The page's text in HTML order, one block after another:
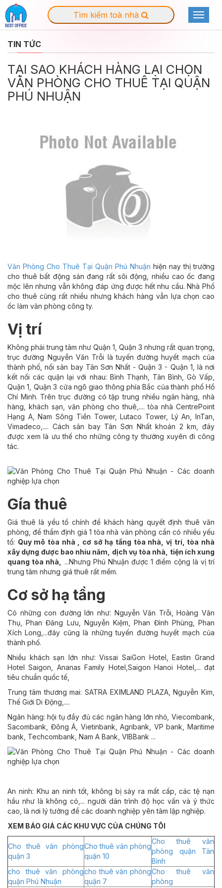
Tìm kiếm toà nhà
Toggle
TIN TỨC
TẠI SAO KHÁCH HÀNG LẠI CHỌN
VĂN PHÒNG CHO THUÊ TẠI QUẬN
PHÚ NHUẬN
Văn Phòng Cho Thuê Tại Quận Phú Nhuận hiện nay thị trường
cho thuê bất động sản đang rất sôi động, nhiều cao ốc đang
mộc lên nhưng vẫn không đáp ứng được hết nhu cầu. Nhà Phố
cho thuê cũng rất nhiều nhưng khách hàng vẫn lựa chọn cao
ốc làm văn phòng công ty.
Vị trí
Không phải trung tâm như Quận 1, Quận 3 nhưng rất quan trọng,
trục đường Nguyễn Văn Trỗi là tuyến đường huyết mạch của
thành phố, nối sân bay Tân Sơn Nhất - Quận 3 - Quận 1, là nơi
kết nối các quận lại với nhau: Bình Thạnh, Tân Bình, Gò Vấp,
Quận 1, Quận 3 cửa ngõ giao thông phía Bắc của thành phố Hồ
Chí Minh. Trên trục đường có tập trung nhiều ngân hàng, nhà
hàng, khách sạn, văn phòng cho thuê,.... tòa nhà CentrePoint
Hạng A, Nam Sông Tiền Tower, Lutaco Tower, Lý An, InTan,
Vimadeco,.... Cách sân bay Tân Sơn Nhất khoản 2 km, đây
được xem là ưu thế cho những công ty thường xuyên đi công
tác.
Gía thuê
Giá thuê là yếu tố chính để khách hàng quyết định thuê văn
phòng, để thẩm định giá 1 tòa nhà văn phòng cần có nhiều yếu
tố: Quy mô tòa nhà , cơ sở hạ tầng tòa nhà, vị trí, tòa nhà
xây dựng được bao nhiu năm, dịch vụ tòa nhà, tiện ích xung
quang tòa nhà,
...Nhưng Phú Nhuận được 1 điểm cộng là vị trí
trung tâm nhưng giá thuê rất mềm.
Cơ sở hạ tầng
Có những con đường lớn như: Nguyễn Văn Trỗi, Hoàng Văn
Thụ, Phan Đăng Lưu, Nguyễn Kiệm, Phan Đình Phùng, Phan
Xích Long,...đây cũng là những tuyến đường huyết mạch của
thành phố.
Nhiều khách sạn lớn như: Vissai SaiGon Hotel, Eastin Grand
Hotel Saigon, Ananas Family Hotel,Saigon Hanoi Hotel,... đạt
tiêu chuẩn quốc tế,
Trung tâm thương mai: SATRA EXIMLAND PLAZA, Nguyễn Kim,
Thế Giới Di Động,....
Ngân hàng: hội tụ đầy đủ các ngân hàng lớn nhỏ, Viecombank,
Sacombank, Đông Á, Vietinbank, Agribank, VP bank, Maritime
bank, Techcombank, Nam A Bank, VIBBank ...
An ninh: Khu an ninh tốt, không bị sảy ra mất cấp, các tệ nạn
hầu như là không có,... người dân trình độ học vấn và ý thức
cao, là nơi lý tưởng để các doanh nghiệp yên tâm lập nghiệp.
XEM BÁO GIÁ CÁC KHU VỰC CỦA CHÚNG TÔI
Cho thuê văn phòng
quận 3
Cho thuê văn phòng
quận 10
Cho thuê văn
phòng quận Tân
Bình
cho thuê văn phòng
quận Phú Nhuận
cho thuê văn phòng
quận 7
Cho thuê văn
phòng